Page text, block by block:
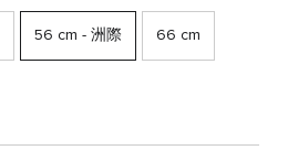
56 cm - 洲際 66 cm